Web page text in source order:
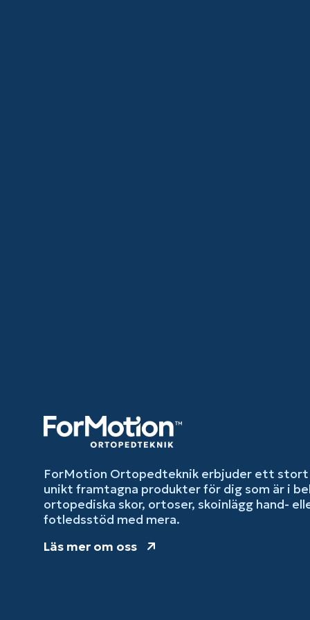
ForMotion Ortopedteknik erbjuder ett
unikt framtagna produkter för dig som är i
ortopediska skor, ortoser, skoinlägg hand-
fotledsstöd med mera.
Läs mer om oss